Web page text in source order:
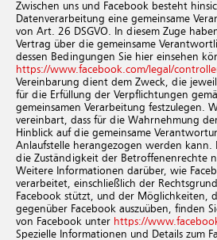
Zwischen uns und Facebook besteht
Datenverarbeitung eine gemeinsame
von Art. 26 DSGVO. In diesem Zuge
Vertrag über die gemeinsame
dessen Bedingungen Sie hier einsehen
https://www.facebook.com/legal/
Vereinbarung dient dem Zweck, die
für die Erfüllung der Verpflichtungen
gemeinsamen Verarbeitung festzulegen.
vereinbart, dass für die Wahrnehmung
Hinblick auf die gemeinsame
Anlaufstelle herangezogen werden kann.
die Zuständigkeit der Betroffenenrechte
Weitere Informationen darüber, wie
verarbeitet, einschließlich der
Facebook stützt, und der Möglichkeiten,
gegenüber Facebook auszuüben, finden
von Facebook unter https://
Spezielle Informationen und Details zum